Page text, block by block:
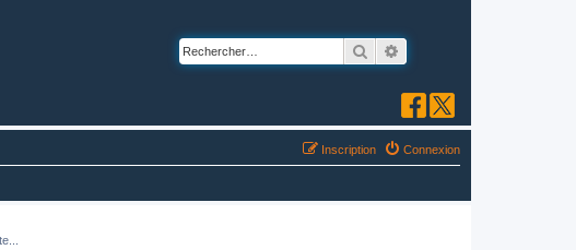
Rechercher
Connexion
Inscription